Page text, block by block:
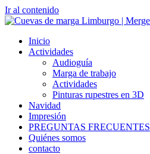
Ir al contenido
Inicio
Actividades
Audioguía
Marga de trabajo
Actividades
Pinturas rupestres en 3D
Navidad
Impresión
PREGUNTAS FRECUENTES
Quiénes somos
contacto